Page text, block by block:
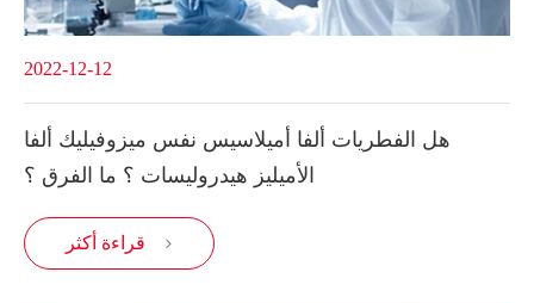
2022-12-12
هل الفطريات ألفا أميلاسيس نفس ميزوفيليك ألفا
الأميليز هيدروليسات ؟ ما الفرق ؟
قراءة أكثر 